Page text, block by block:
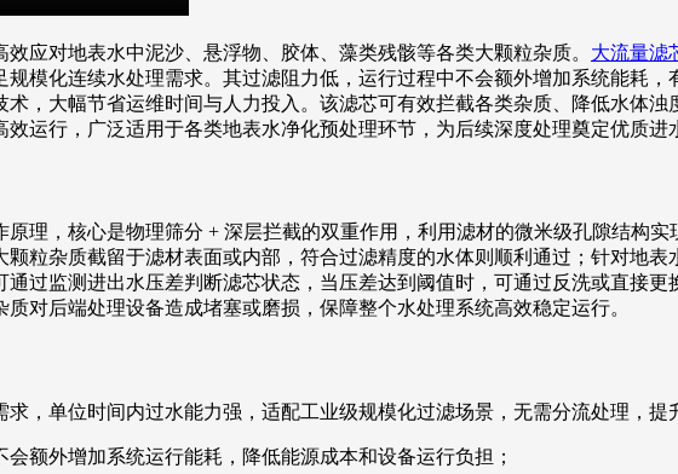
应对地表水中泥沙、悬浮物、胶体、藻类残骸等各类大颗粒杂质。 大流量滤
模化连续水处理需求。其过滤阻力低，运行过程中不会额外增加系统能耗
术，大幅节省运维时间与人力投入。该滤芯可有效拦截各类杂质、降低水体
运行，广泛适用于各类地表水净化预处理环节，为后续深度处理奠定优质进
理，核心是物理筛分 + 深层拦截的双重作用，利用滤材的微米级孔隙结构
粒杂质截留于滤材表面或内部，符合过滤精度的水体则顺利通过；针对地
过监测进出水压差判断滤芯状态，当压差达到阈值时，可通过反洗或直接
对后端处理设备造成堵塞或磨损，保障整个水处理系统高效稳定运行。
，单位时间内过水能力强，适配工业级规模化过滤场景，无需分流处理，提
额外增加系统运行能耗，降低能源成本和设备运行负担；